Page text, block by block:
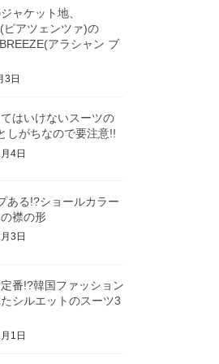
ャケット地、
ピアツェンツァ)の
アラシャン ブ
3日
はいけないスーツの
しがちなので要注意!!
4日
ある!?ショールカラー
襟の形
3日
番!?韓国ファッション
シルエットのスーツ3
1日